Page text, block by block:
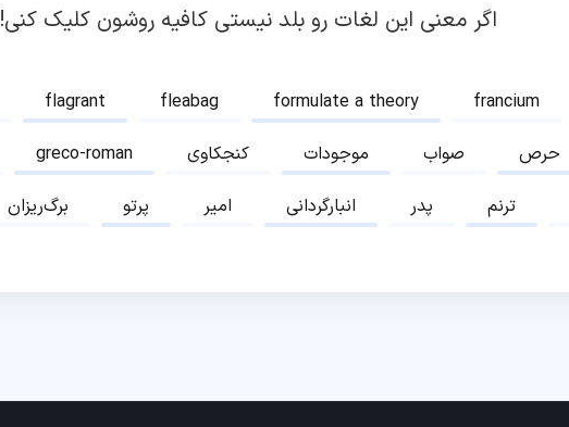
اگر معنی این لغات رو بلد نیستی کافیه روشون کلیک کنی!
flagrant fleabag formulate a theory francium
greco-roman کنجکاوی موجودات صواب حرص
برگ‌ریزان پرتو امیر انبارگردانی پدر ترنم